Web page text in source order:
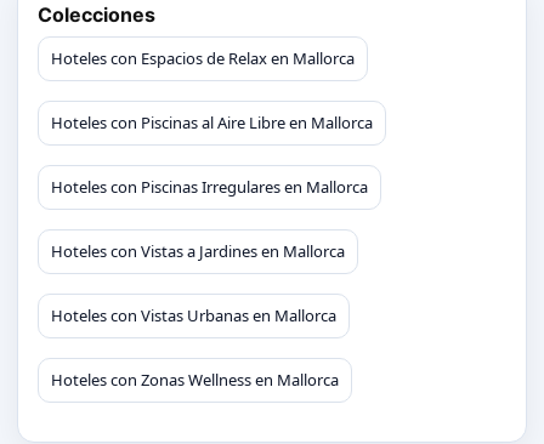
Colecciones
Hoteles con Espacios de Relax en Mallorca
Hoteles con Piscinas al Aire Libre en Mallorca
Hoteles con Piscinas Irregulares en Mallorca
Hoteles con Vistas a Jardines en Mallorca
Hoteles con Vistas Urbanas en Mallorca
Hoteles con Zonas Wellness en Mallorca